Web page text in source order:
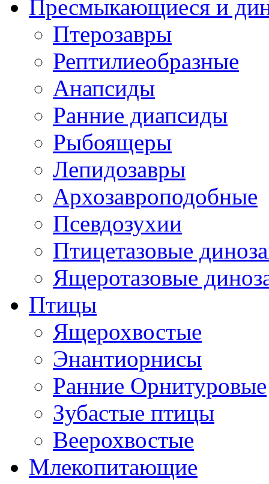
Пресмыкающиеся и
Птерозавры
Рептилиеобразные
Анапсиды
Ранние диапсиды
Рыбоящеры
Лепидозавры
Архозавроподобные
Псевдозухии
Птицетазовые
Ящеротазовые
Птицы
Ящерохвостые
Энантиорнисы
Ранние Орнитуровые
Зубастые птицы
Веерохвостые
Млекопитающие